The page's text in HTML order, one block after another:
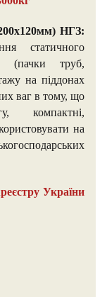
НГЗ:
статичного
(пачки труб,
на піддонах
ваг в тому, що
компактні,
на
України